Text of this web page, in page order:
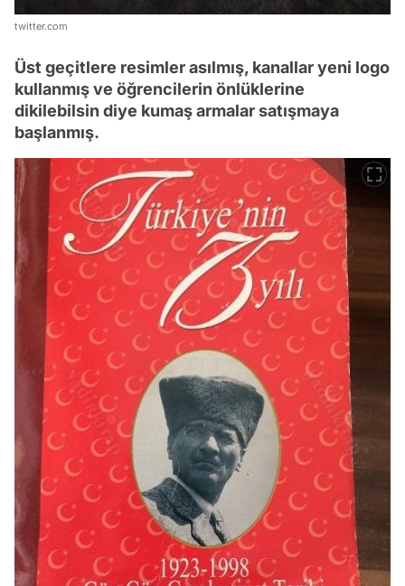
twitter.com
Üst geçitlere resimler asılmış, kanallar yeni logo
kullanmış ve öğrencilerin önlüklerine
dikilebilsin diye kumaş armalar satışmaya
başlanmış.